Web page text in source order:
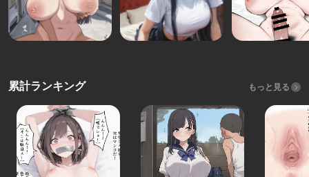
累計ランキング もっと見る